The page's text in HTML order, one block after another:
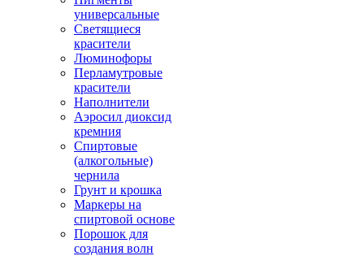
универсальные
Светящиеся
красители
Люминофоры
Перламутровые
красители
Наполнители
Аэросил диоксид
кремния
Спиртовые
(алкогольные)
чернила
Грунт и крошка
Маркеры на
спиртовой основе
Порошок для
создания волн